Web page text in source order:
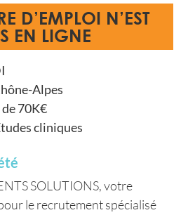
D’EMPLOI N’EST
EN LIGNE
Alpes
70K€
cliniques
SOLUTIONS, votre
le recrutement spécialisé